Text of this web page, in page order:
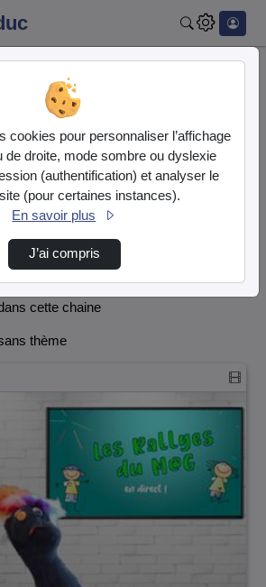
M@G Vidéo Audio
du M@G -https://lemag.etab.ac-
cette chaine
thème
cookies pour personnaliser l’affichage
de droite, mode sombre ou dyslexie
(authentification) et analyser le
(pour certaines instances).
En savoir plus
J’ai compris